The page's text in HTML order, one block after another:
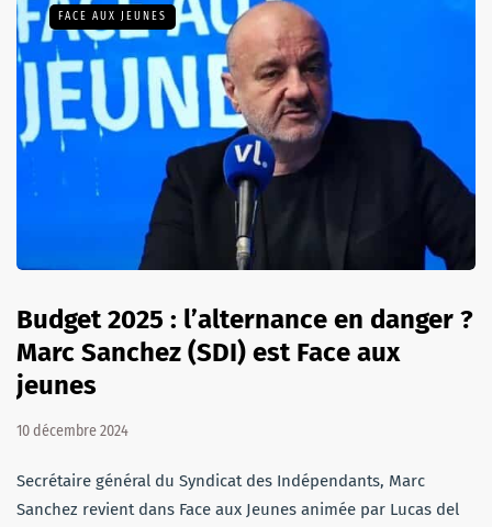
FACE AUX JEUNES
Budget 2025 : l’alternance en danger ?
Marc Sanchez (SDI) est Face aux
jeunes
10 décembre 2024
Secrétaire général du Syndicat des Indépendants, Marc
Sanchez revient dans Face aux Jeunes animée par Lucas del